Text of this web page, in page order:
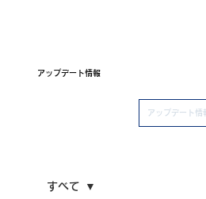
アップデート情報
すべて